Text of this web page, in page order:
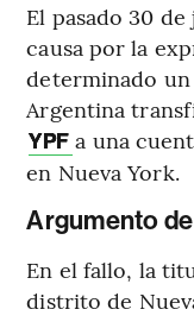
El pasado 30
causa por la
determinado un
Argentina
YPF a una
en Nueva York.
Argumento
En el fallo, la
distrito de